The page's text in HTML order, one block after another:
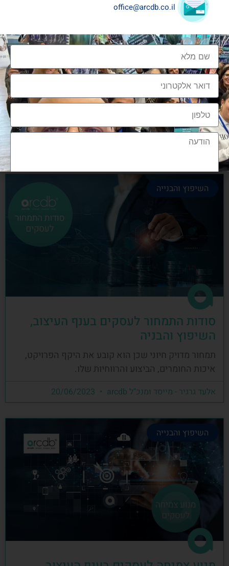
שיתופי פעולה בענף העיצוב והבניה
שיתופי פעולה בענף העיצוב והבניה הם מתכון הכרחי
להצלחה, לנו בארכדיבי יש את הניסיון והיכולת
אלעד גרגיר - מייסד ומנכ"ל arcdb
השיפוץ והבנייה
סודות התמחור לעסקים בענף העיצוב,
השיפוץ והבניה
תמחור מדויק חיוני שכן הוא קובע את היקף הפרויקט,
איכות החומרים, הביצוע והרווחיות שלו.
אלעד גרגיר - מייסד ומנכ"ל arcdb
השיפוץ והבנייה
office@arcdb.co.il
הצטרפות לקהילה